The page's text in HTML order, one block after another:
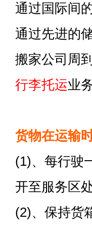
通过国际间
通过先进的
搬家公司周
行李托运业
货物在运输
(1)、每行驶
开至服务区处
(2)、保持货